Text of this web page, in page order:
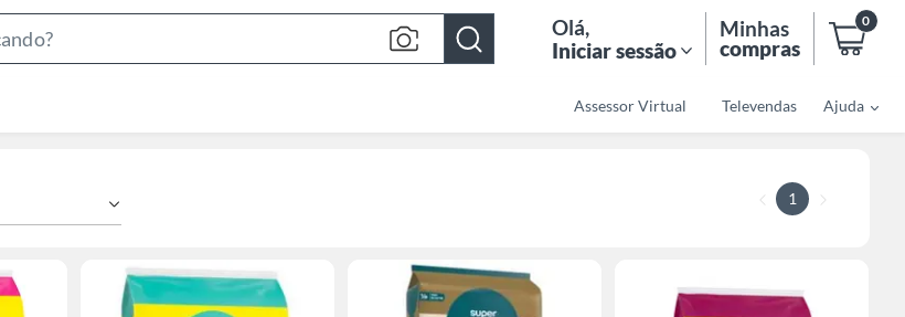
Bar
Olá,
Iniciar sessão
Minhas
compras
0
Assessor Virtual Televendas Ajuda
1